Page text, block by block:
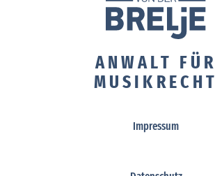
ANWALT FÜR
MUSIKRECHT
Impressum